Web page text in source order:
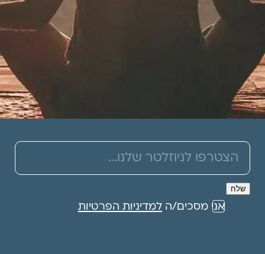
אני מסכים/הלמדיניות הפרטיות